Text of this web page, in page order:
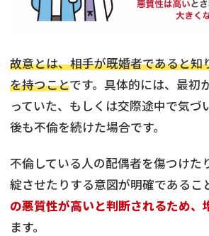
故意とは、相手が既婚者であると知
を持つことです。具体的には、最初
っていた、もしくは交際途中で気づ
後も不倫を続けた場合です。
不倫している人の配偶者を傷つけた
綻させたりする意図が明確であるこ
の悪質性が高いと判断されるため、
ます。